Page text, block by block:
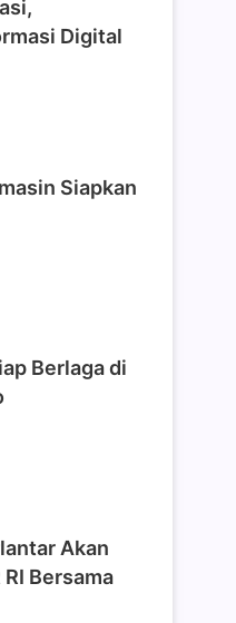
Digital
Siapkan
Berlaga di
Akan
Bersama